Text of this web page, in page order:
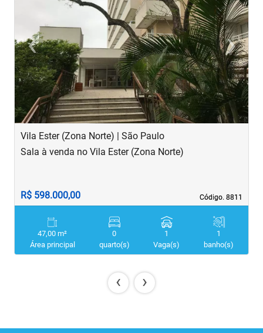
‹Previous ›Next
Vila Ester (Zona Norte) | São Paulo
Código. 8811
Código. 8811
Sala à venda no Vila Ester (Zona Norte)
R$ 598.000,00
47,00 m²
Área principal
0
quarto(s)
1
Vaga(s)
1
banho(s)
‹ ›